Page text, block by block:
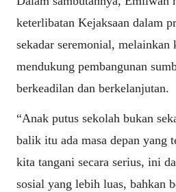
keterlibatan Kejaksaan dalam
sekadar seremonial,
mendukung pembangunan
berkeadilan dan berkelanjutan.
“Anak putus sekolah bukan
balik itu ada masa depan yang
kita tangani secara serius, ini
sosial yang lebih luas, bahkan